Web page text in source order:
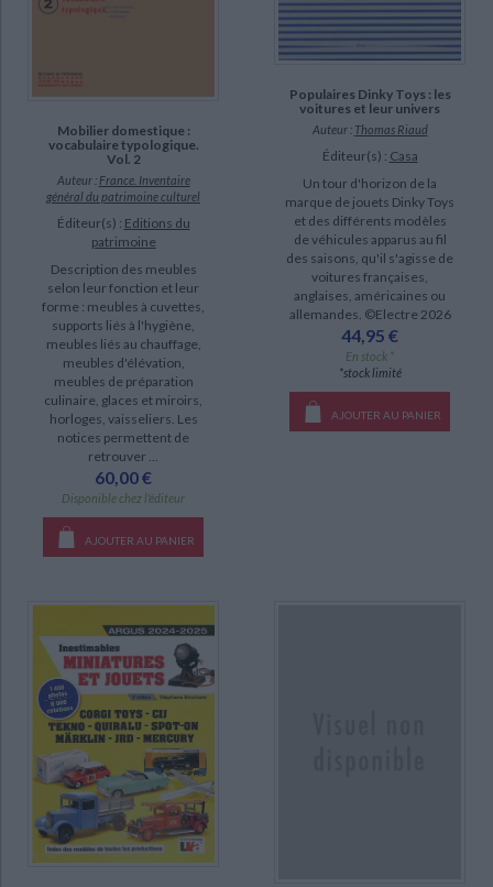
Bardin, Alain (1)
SUPPORT
livre (24)
coffret (3)
poche (1)
SÉRIE
Mobilier domestique : vocabulaire typologique (1)
DISPONIBILITÉ
epuise (48)
disponible (28)
manquant (7)
a-paraitre (2)
Mobilier domestique :
vocabulaire typologique.
Vol. 2
Auteur : France. Inventaire
général du patrimoine culturel
Éditeur(s) : Editions du
patrimoine
Description des meubles
selon leur fonction et leur
forme : meubles à cuvettes,
supports liés à l'hygiène,
meubles liés au chauffage,
meubles d'élévation,
meubles de préparation
culinaire, glaces et miroirs,
horloges, vaisseliers. Les
notices permettent de
retrouver ...
60,00 €
Disponible chez l'éditeur
AJOUTER AU PANIER
Populaires Dinky Toys : les
voitures et leur univers
Auteur : Thomas Riaud
Éditeur(s) : Casa
Un tour d'horizon de la
marque de jouets Dinky Toys
et des différents modèles
de véhicules apparus au fil
des saisons, qu'il s'agisse de
voitures françaises,
anglaises, américaines ou
allemandes. ©Electre 2026
44,95 €
En stock *
*stock limité
AJOUTER AU PANIER